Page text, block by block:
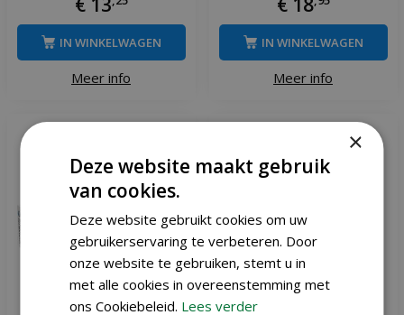
Meer info
IN WINKELWAGEN
Meer info
IN WINKELWAGEN
×
Deze website maakt gebruik
van cookies.
Deze website gebruikt cookies om uw
gebruikerservaring te verbeteren. Door
onze website te gebruiken, stemt u in
met alle cookies in overeenstemming met
ons Cookiebeleid. Lees verder